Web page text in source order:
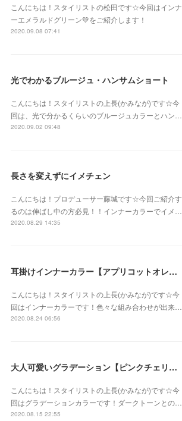
こんにちは！スタイリストの松田です☆今回はインナ
ーエメラルドグリーン💚をご紹介します！
2020.09.08 07:41
光でわかるブルージュ・ハンサムショート
こんにちは！スタイリストの上長(かみなが)です☆今
回は、光で分かるくらいのブルージュカラーとハン…
2020.09.02 09:48
長さを変えずにイメチェン
こんにちは！プロデューサー藤城です☆今回ご紹介す
るのは伸ばし中の方必見！！インナーカラーでイメ…
2020.08.29 14:35
耳掛けインナーカラー【アプリコットオレンジ】
こんにちは！スタイリストの上長(かみなが)です☆今
回はインナーカラーです！色々な組み合わせが出来…
2020.08.24 06:56
大人可愛いグラデーション【ピンクチェリー】
こんにちは！スタイリストの上長(かみなが)です☆今
回はグラデーションカラーです！ダークトーンとの…
2020.08.15 22:55